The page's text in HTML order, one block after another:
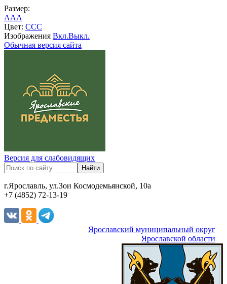
Размер:
AAA
Цвет: CCC
Изображения Вкл.Выкл.
Обычная версия сайта
Версия для слабовидящих
г.Ярославль, ул.Зои Космодемьянской, 10а
+7 (4852) 72-13-19
Ярославский муниципальный округ
Ярославской области